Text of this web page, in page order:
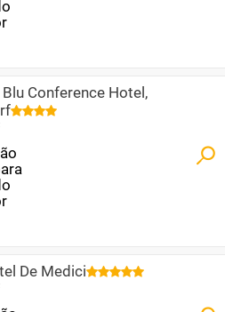
Conference Hotel,
De Medici